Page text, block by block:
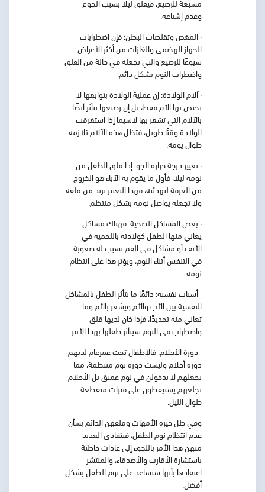
وعدم إشباعه.
· المغص وتقلصات البطن: فإن اضطرابات
الجهاز الهضمي والغازات من أكثر الأعراض
شيوعًا للرضيع والتي تجعله في حالة من القلق
واضطراب النوم بشكل دائم.
· آلام الولادة:إن عملية الولادة بتوابعها لا
تختص بها الأم فقط، بل إن رضيعها يتأثر أيضًا
بالآلام التي تشعر بها لاسيما إذا استغرقت
الولادة وقتًا طويل، فتظل هذه الآلام تلازمه
طوال يومه.
· تغيير درجة حرارة الجو:إذا قلق الطفل من
نومه ليلا، فأول ما يقوم به الآباء هو الخروج
من الغرفة لتهدئته، فهذا التغيير يزيد من قلقه
ولا تجعله يواصل نومه بشكل منتظم.
· بعض المشاكل الصحية:فهناك مشاكل
يعاني منها الطفل كولادته باللحمية في
الأنف أو مشاكل في الفم تسبب له صعوبة
في التنفس أثناء النوم، ويؤثر هذا على انتظام
نومه.
· أسباب نفسية: دائمًا ما يتأثر الطفل بالمشاكل
النفسية بين الأب والأم ويشعر بالأم وما
تعاني منه تحديدًا، فإذا كان لديها قلق
واضطراب في النوم سيتأثر طفلها بهذا الأمر.
· دورة الأحلام:فالأطفال تحت عمرعام لديهم
دورة أحلام وليست دورة نوم منتظمة، مما
يجعلهم لا يدخولن في نوم عميق بل الأحلام
تجلعهم يستيقظون على فترات متقطعة
طوال الليل.
وفي ظل حيرة الأمهات وقلقهن الدائم بشأن
عدم انتظام نوم الطفل، فيتفادى العديد
منهن هذا الأمر باللجوء إلى عادات خاطئة
باستشارة الأقارب والأصدقاء، والمنتشر
اعتقادها بأنها ستساعد على نوم الطفل بشكل
أفضل.